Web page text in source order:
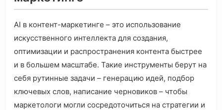
AI в контент-маркетинге – это использование
искусственного интеллекта для создания,
оптимизации и распространения контента быстрее
и в большем масштабе. Такие инструменты берут на
себя рутинные задачи – генерацию идей, подбор
ключевых слов, написание черновиков – чтобы
маркетологи могли сосредоточиться на стратегии и